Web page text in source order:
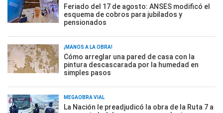
Feriado del 17 de agosto: ANSES modificó el
esquema de cobros para jubilados y
pensionados
¡MANOS A LA OBRA!
Cómo arreglar una pared de casa con la
pintura descascarada por la humedad en
simples pasos
MEGAOBRA VIAL
La Nación le preadjudicó la obra de la Ruta 7 a